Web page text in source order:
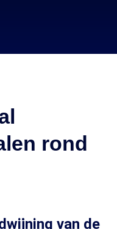
rond
van de